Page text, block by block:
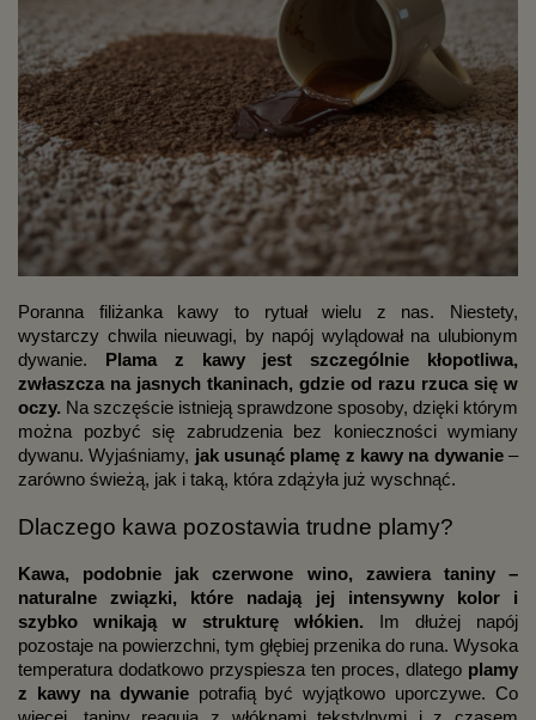
Poranna filiżanka kawy to rytuał wielu z nas. Niestety,
wystarczy chwila nieuwagi, by napój wylądował na ulubionym
dywanie.
Plama z kawy jest szczególnie kłopotliwa,
zwłaszcza na jasnych tkaninach, gdzie od razu rzuca się w
oczy. Na szczęście istnieją sprawdzone sposoby, dzięki którym
można pozbyć się zabrudzenia bez konieczności wymiany
dywanu. Wyjaśniamy, jak usunąć plamę z kawy na dywanie–
zarówno świeżą, jak i taką, która zdążyła już wyschnąć.
Dlaczego kawa pozostawia trudne plamy?
Kawa, podobnie jak czerwone wino, zawiera taniny –
naturalne związki, które nadają jej intensywny kolor i
szybko wnikają w strukturę włókien. Im dłużej napój
pozostaje na powierzchni, tym głębiej przenika do runa. Wysoka
temperatura dodatkowo przyspiesza ten proces, dlatego plamy
z kawy na dywaniepotrafią być wyjątkowo uporczywe. Co